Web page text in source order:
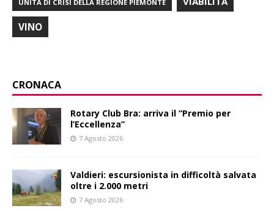
UNITÀ DI CRISI DELLA REGIONE PIEMONTE
VINO
CRONACA
Rotary Club Bra: arriva il “Premio per
l’Eccellenza”
7 Agosto 2026
Valdieri: escursionista in difficoltà salvata
oltre i 2.000 metri
7 Agosto 2026